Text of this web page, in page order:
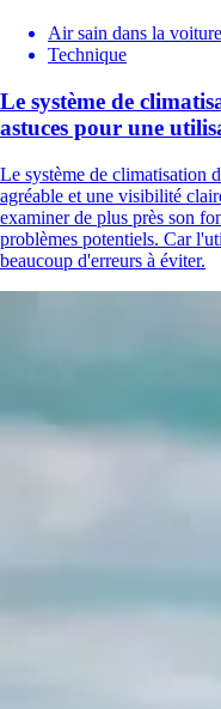
Air sain dans la voiture
Technique
Le système de
astuces pour une
Le système de climatisation
agréable et une visibilité
examiner de plus près son
problèmes potentiels. Car
beaucoup d'erreurs à éviter.